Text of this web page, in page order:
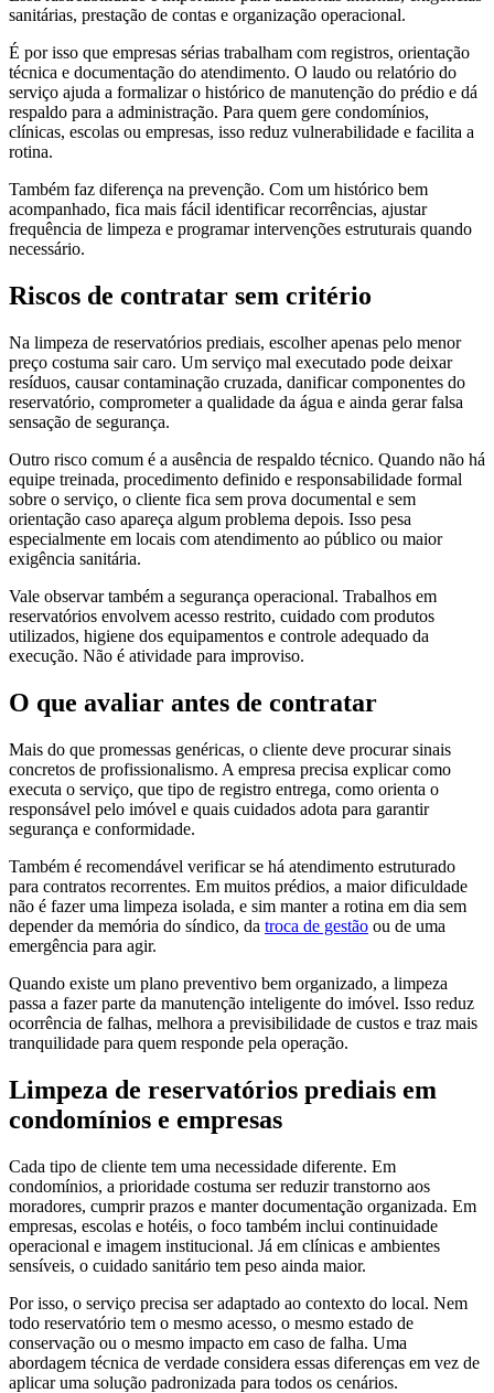
sanitárias, prestação de contas e organização operacional.
É por isso que empresas sérias trabalham com registros, orientação
técnica e documentação do atendimento. O laudo ou relatório do
serviço ajuda a formalizar o histórico de manutenção do prédio e dá
respaldo para a administração. Para quem gere condomínios,
clínicas, escolas ou empresas, isso reduz vulnerabilidade e facilita a
rotina.
Também faz diferença na prevenção. Com um histórico bem
acompanhado, fica mais fácil identificar recorrências, ajustar
frequência de limpeza e programar intervenções estruturais quando
necessário.
Riscos de contratar sem critério
Na limpeza de reservatórios prediais, escolher apenas pelo menor
preço costuma sair caro. Um serviço mal executado pode deixar
resíduos, causar contaminação cruzada, danificar componentes do
reservatório, comprometer a qualidade da água e ainda gerar falsa
sensação de segurança.
Outro risco comum é a ausência de respaldo técnico. Quando não há
equipe treinada, procedimento definido e responsabilidade formal
sobre o serviço, o cliente fica sem prova documental e sem
orientação caso apareça algum problema depois. Isso pesa
especialmente em locais com atendimento ao público ou maior
exigência sanitária.
Vale observar também a segurança operacional. Trabalhos em
reservatórios envolvem acesso restrito, cuidado com produtos
utilizados, higiene dos equipamentos e controle adequado da
execução. Não é atividade para improviso.
O que avaliar antes de contratar
Mais do que promessas genéricas, o cliente deve procurar sinais
concretos de profissionalismo. A empresa precisa explicar como
executa o serviço, que tipo de registro entrega, como orienta o
responsável pelo imóvel e quais cuidados adota para garantir
segurança e conformidade.
Também é recomendável verificar se há atendimento estruturado
para contratos recorrentes. Em muitos prédios, a maior dificuldade
não é fazer uma limpeza isolada, e sim manter a rotina em dia sem
depender da memória do síndico, da troca de gestão ou de uma
emergência para agir.
Quando existe um plano preventivo bem organizado, a limpeza
passa a fazer parte da manutenção inteligente do imóvel. Isso reduz
ocorrência de falhas, melhora a previsibilidade de custos e traz mais
tranquilidade para quem responde pela operação.
Limpeza de reservatórios prediais em
condomínios e empresas
Cada tipo de cliente tem uma necessidade diferente. Em
condomínios, a prioridade costuma ser reduzir transtorno aos
moradores, cumprir prazos e manter documentação organizada. Em
empresas, escolas e hotéis, o foco também inclui continuidade
operacional e imagem institucional. Já em clínicas e ambientes
sensíveis, o cuidado sanitário tem peso ainda maior.
Por isso, o serviço precisa ser adaptado ao contexto do local. Nem
todo reservatório tem o mesmo acesso, o mesmo estado de
conservação ou o mesmo impacto em caso de falha. Uma
abordagem técnica de verdade considera essas diferenças em vez de
aplicar uma solução padronizada para todos os cenários.